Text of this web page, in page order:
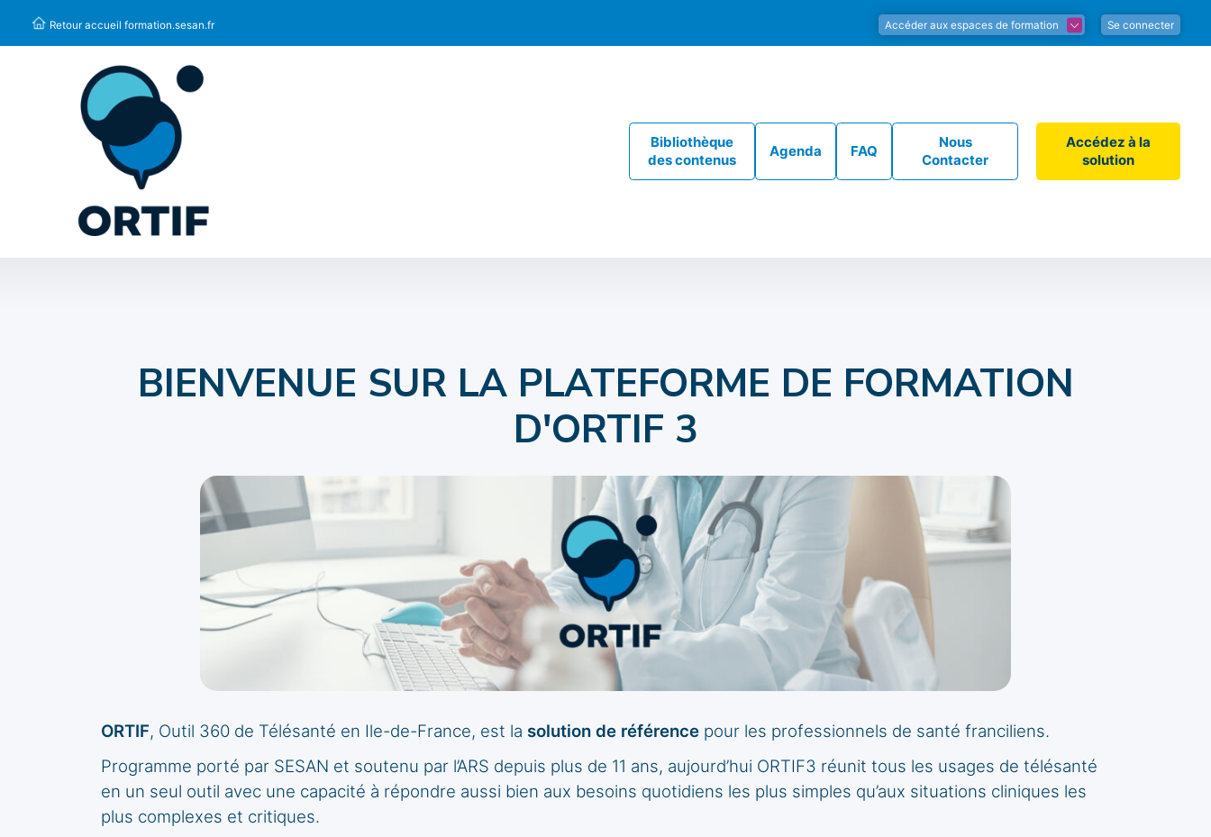
Retour accueil formation.sesan.fr Accéder aux espaces de formation Se connecter
Bibliothèque
des contenus
Agenda FAQ
Nous
Contacter
Accédez à la
solution
BIENVENUE SUR LA PLATEFORME DE FORMATION
D'ORTIF 3
ORTIF, Outil 360 de Télésanté en Ile-de-France, est la solution de référence pour les professionnels de santé franciliens.
Programme porté par SESAN et soutenu par l’ARS depuis plus de 11 ans, aujourd’hui ORTIF3 réunit tous les usages de télésanté
en un seul outil avec une capacité à répondre aussi bien aux besoins quotidiens les plus simples qu’aux situations cliniques les
plus complexes et critiques.